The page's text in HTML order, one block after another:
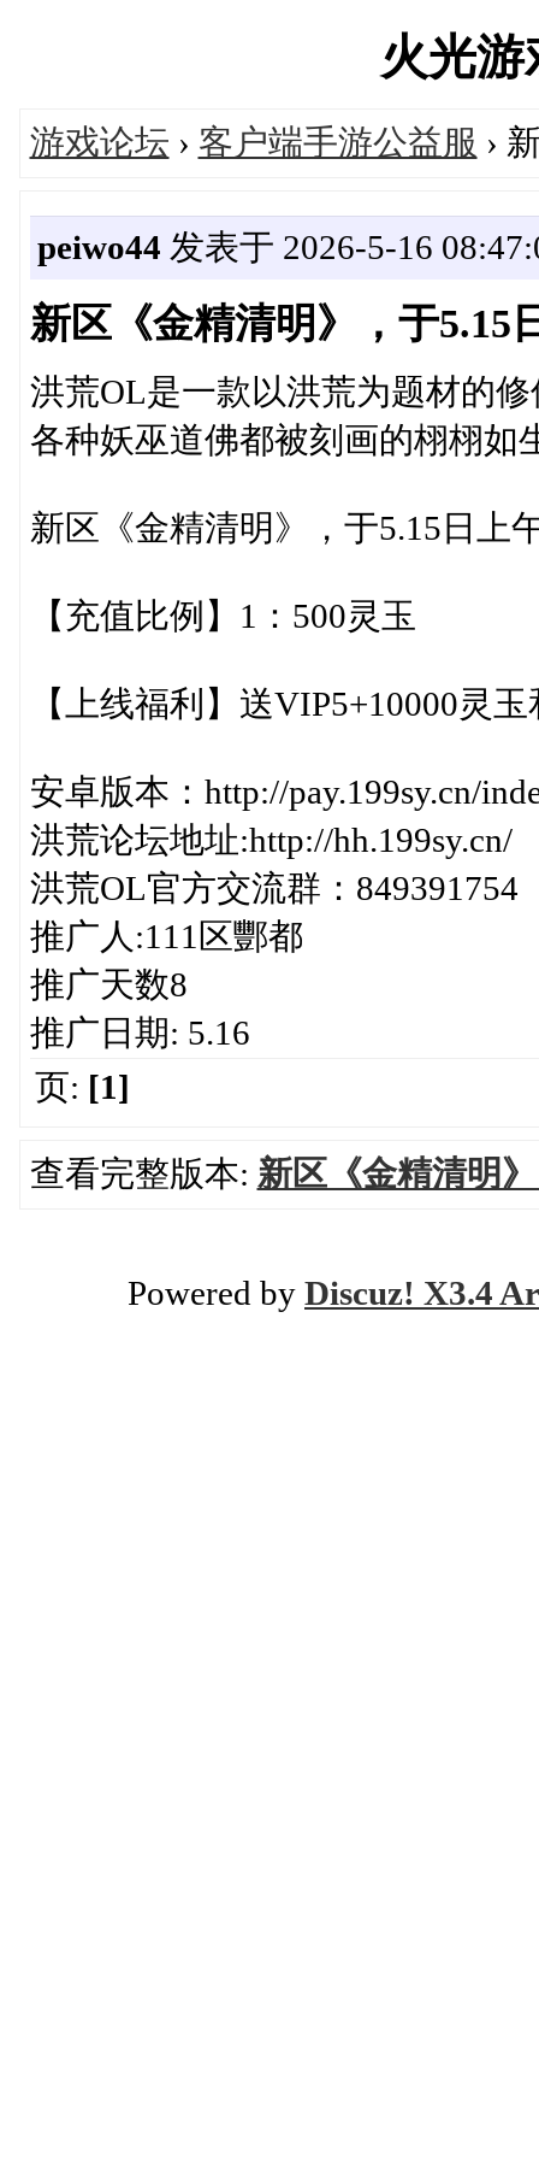
火光
游戏论坛 › 客户端手游公益服 ›
peiwo44 发表于 2026-5-16
新区《金精清明》，于5.15
洪荒OL是一款以洪荒为题材的
各种妖巫道佛都被刻画的栩栩如
新区《金精清明》，于5.15日上
【充值比例】1：500灵玉
【上线福利】送VIP5+10000灵
安卓版本：http://pay.199sy.cn/
洪荒论坛地址:http://hh.199sy.cn/
洪荒OL官方交流群：849391754
推广人:111区酆都
推广天数8
推广日期: 5.16
页: [1]
查看完整版本: 新区《金精清明
Powered by Discuz! X3.4